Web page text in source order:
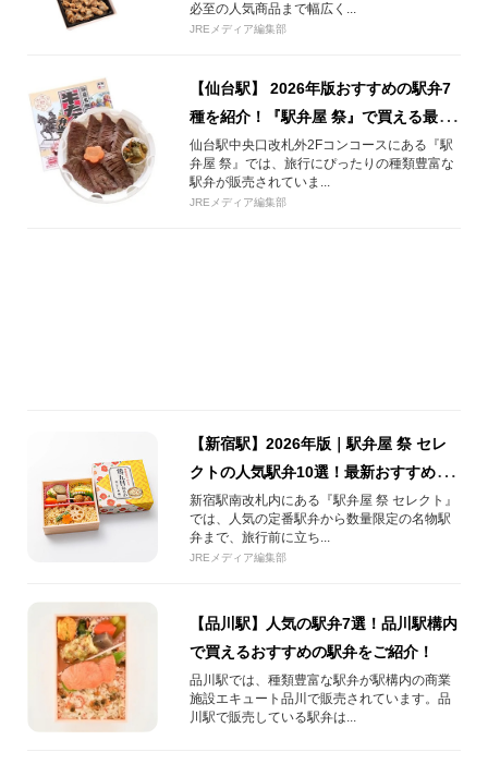
必至の人気商品まで幅広く...
JREメディア編集部
【仙台駅】 2026年版おすすめの駅弁7
種を紹介！『駅弁屋 祭』で買える最新
人気駅弁！
仙台駅中央口改札外2Fコンコースにある『駅
弁屋 祭』では、旅行にぴったりの種類豊富な
駅弁が販売されていま...
JREメディア編集部
【新宿駅】2026年版｜駅弁屋 祭 セレ
クトの人気駅弁10選！最新おすすめ＆
予約情報まとめ
新宿駅南改札内にある『駅弁屋 祭 セレクト』
では、人気の定番駅弁から数量限定の名物駅
弁まで、旅行前に立ち...
JREメディア編集部
【品川駅】人気の駅弁7選！品川駅構内
で買えるおすすめの駅弁をご紹介！
品川駅では、種類豊富な駅弁が駅構内の商業
施設エキュート品川で販売されています。品
川駅で販売している駅弁は...